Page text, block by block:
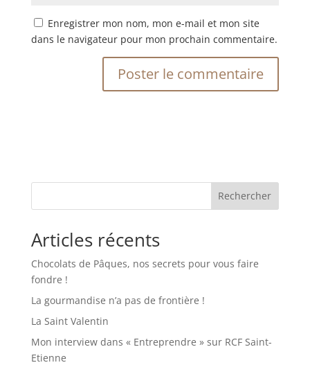
Enregistrer mon nom, mon e-mail et mon site
dans le navigateur pour mon prochain commentaire.
Rechercher
Articles récents
Chocolats de Pâques, nos secrets pour vous faire
fondre !
La gourmandise n’a pas de frontière !
La Saint Valentin
Mon interview dans « Entreprendre » sur RCF Saint-
Etienne